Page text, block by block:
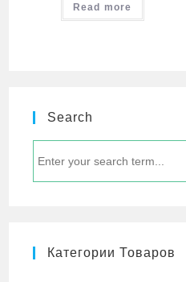
Read more
Search
Категории Товаров